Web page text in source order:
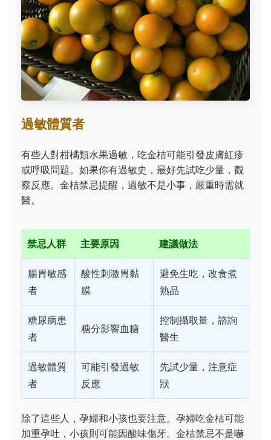
過敏體質者
有些人對柑橘類水果過敏，吃金桔可能引發皮膚紅疹
或呼吸問題。如果你有過敏史，最好先試吃少量，觀
察反應。金桔禁忌提醒，過敏不是小事，嚴重時需就
醫。
禁忌人群 主要原因 建議做法
腸胃敏感
者
酸性刺激胃黏
膜
避免生吃，改食煮
熟品
糖尿病患
者
糖分影響血糖
控制攝取量，諮詢
醫生
過敏體質
者
可能引發過敏
反應
先試少量，注意症
狀
除了這些人，孕婦和小孩也要注意。孕婦吃金桔可能
加重孕吐，小孩則可能因酸味傷牙。金桔禁忌不是嚇